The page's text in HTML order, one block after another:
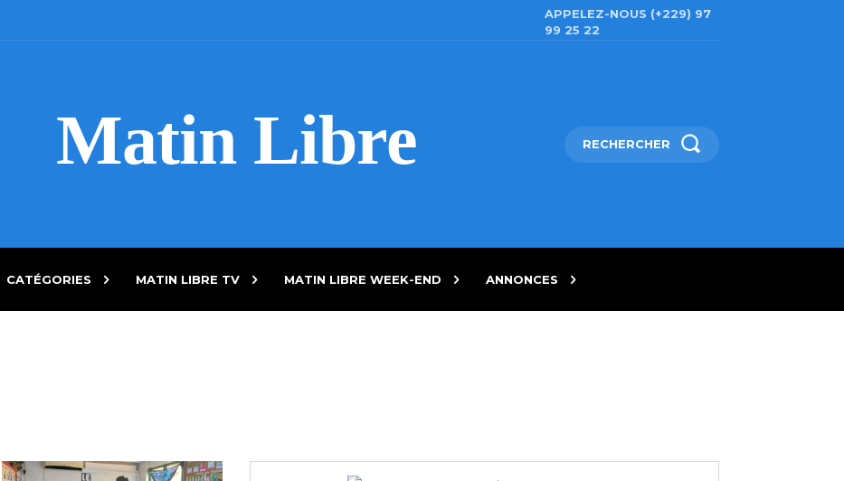
APPELEZ-NOUS (+229) 97
99 25 22
Matin Libre RECHERCHER
CATÉGORIES MATIN LIBRE TV MATIN LIBRE WEEK-END ANNONCES